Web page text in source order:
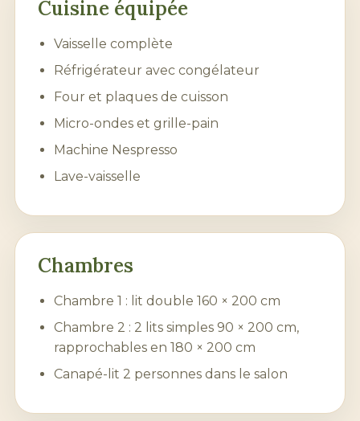
Cuisine équipée
Vaisselle complète
Réfrigérateur avec congélateur
Four et plaques de cuisson
Micro-ondes et grille-pain
Machine Nespresso
Lave-vaisselle
Chambres
Chambre 1 : lit double 160 × 200 cm
Chambre 2 : 2 lits simples 90 × 200 cm,
rapprochables en 180 × 200 cm
Canapé-lit 2 personnes dans le salon